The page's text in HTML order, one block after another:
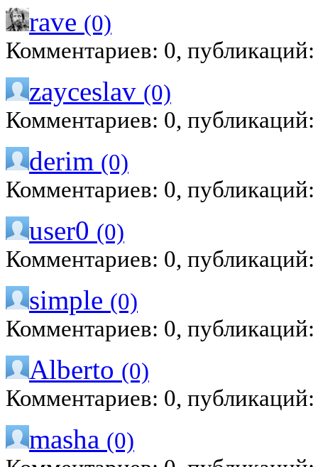
rave (0)
Комментариев: 0,
zayceslav (0)
Комментариев: 0,
derim (0)
Комментариев: 0,
user0 (0)
Комментариев: 0,
simple (0)
Комментариев: 0,
Alberto (0)
Комментариев: 0,
masha (0)